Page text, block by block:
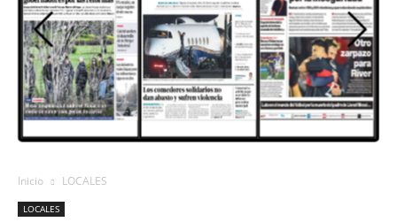
Inicio LOCALES
LOCALES